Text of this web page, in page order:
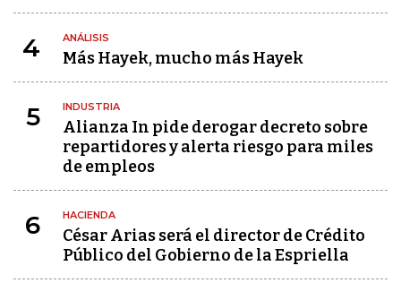
4 ANÁLISIS
Más Hayek, mucho más Hayek
5 INDUSTRIA
Alianza In pide derogar decreto sobre
repartidores y alerta riesgo para miles
de empleos
6 HACIENDA
César Arias será el director de Crédito
Público del Gobierno de la Espriella